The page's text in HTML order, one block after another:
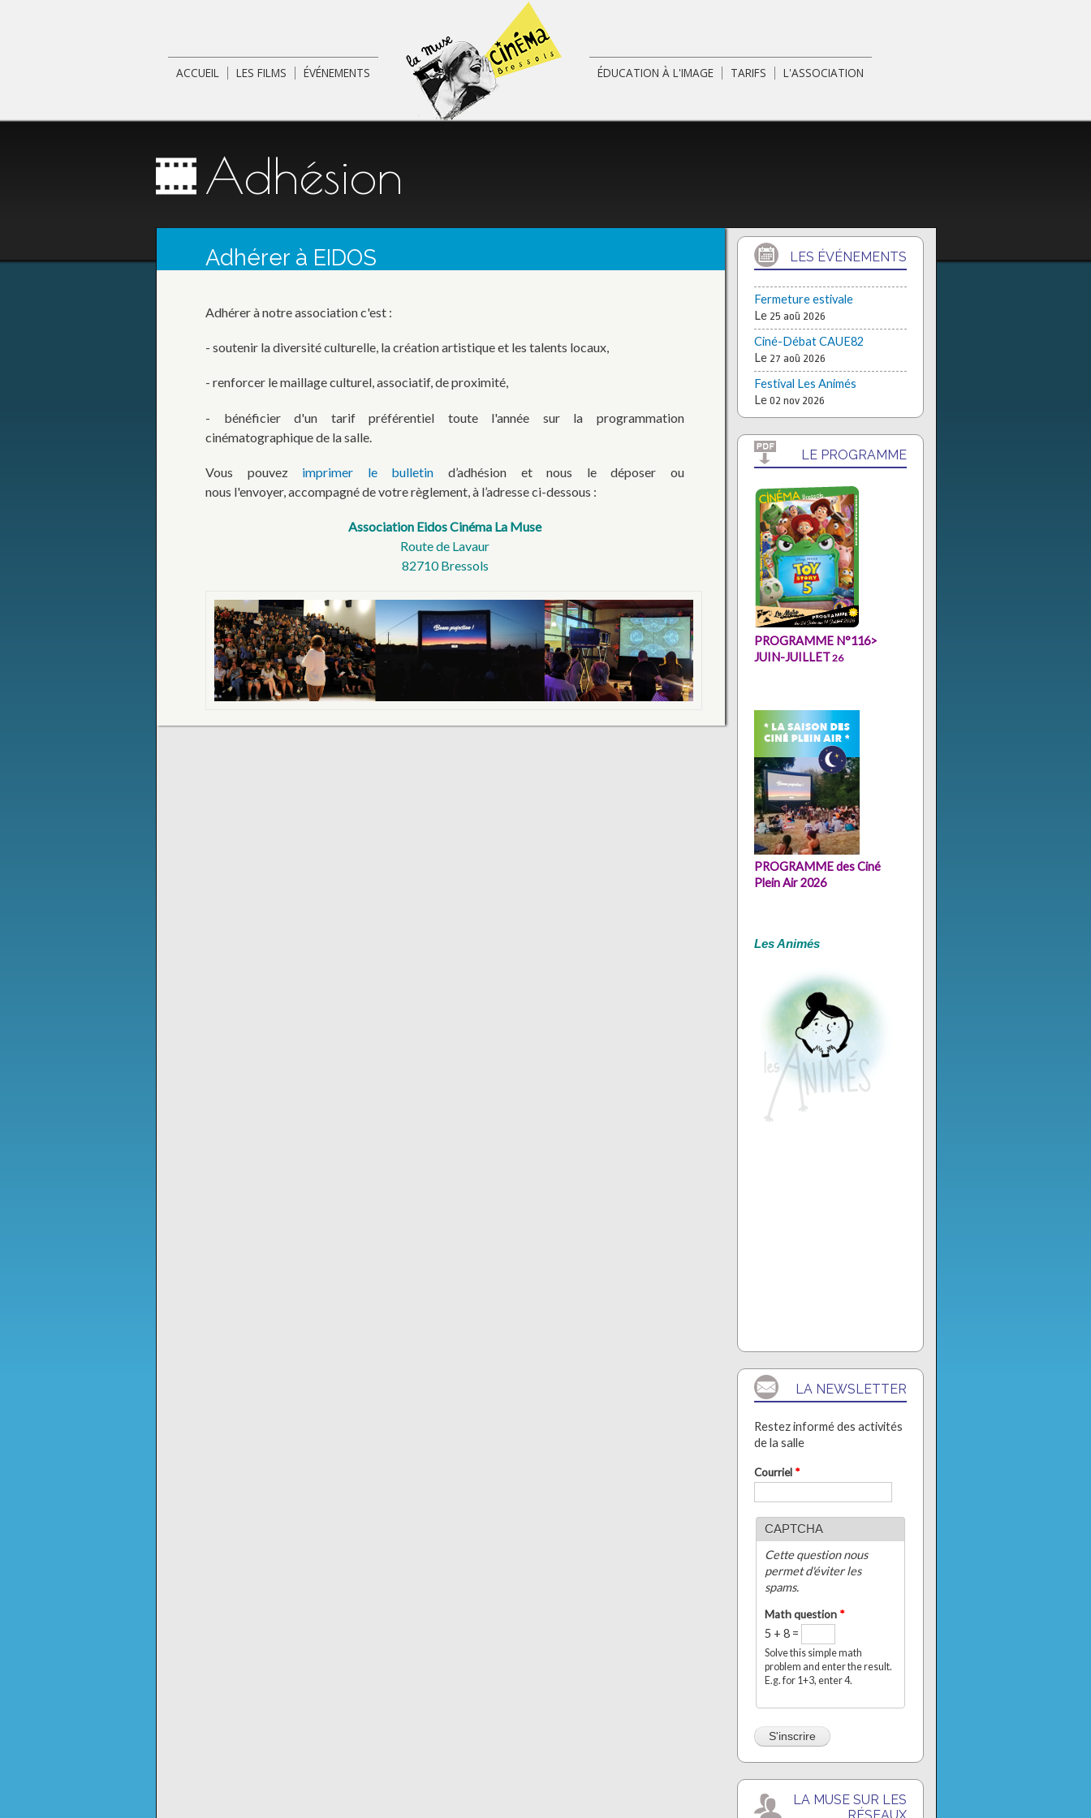
Aller au
contenu
principal
MENU PRINCIPAL
ACCUEIL LES FILMS ÉVÉNEMENTS ÉDUCATION À L'IMAGE TARIFS L'ASSOCIATION
Adhésion
Adhérer à EIDOS
Adhérer à notre association c'est :
- soutenir la diversité culturelle, la création artistique et les talents locaux,
- renforcer le maillage culturel, associatif, de proximité,
- bénéficier d'un tarif préférentiel toute l'année sur la programmation
cinématographique de la salle.
Vous pouvez imprimer le bulletin d’adhésion et nous le déposer ou
nous l'envoyer, accompagné de votre règlement, à l’adresse ci-dessous :
Association Eidos Cinéma La Muse
Route de Lavaur
82710 Bressols
LES ÉVÉNEMENTS
Fermeture estivale
Le 25 aoû 2026
Ciné-Débat CAUE82
Le 27 aoû 2026
Festival Les Animés
Le 02 nov 2026
LE PROGRAMME
PROGRAMME N°116>
JUIN-JUILLET26
PROGRAMMEdes Ciné
Plein Air 2026
Les Animés
LA NEWSLETTER
Restez informé des activités
de la salle
Courriel *
CAPTCHA
Cette question nous
permet d'éviter les
spams.
Math question *
5 + 8 =
Solve this simple math
problem and enter the result.
E.g. for 1+3, enter 4.
LA MUSE SUR LES
RÉSEAUX